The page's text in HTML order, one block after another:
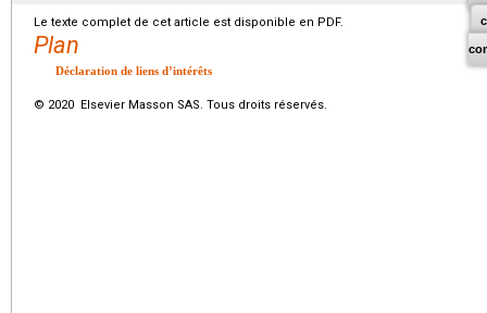
Le texte complet de cet article est disponible en PDF.
Plan
Déclaration de liens d’intérêts
© 2020 Elsevier Masson SAS. Tous droits réservés.